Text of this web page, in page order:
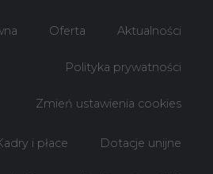
Oferta Aktualności
Polityka prywatności
Zmień ustawienia cookies
i płace Dotacje unijne